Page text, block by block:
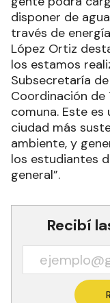
disponer de
través de
López Ortiz
los estamos
Subsecretaría
Coordinación de
comuna. Este
ciudad más
ambiente, y
los estudiantes
general”.
Recibí